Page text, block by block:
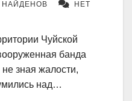
НЕТ
Чуйской
банда
зная жалости,
над…